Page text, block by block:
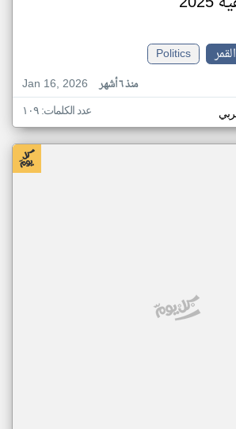
Politics
Jan 16, 2026
منذ ٦ أشهر
عدد الكلمات: ١٠٩